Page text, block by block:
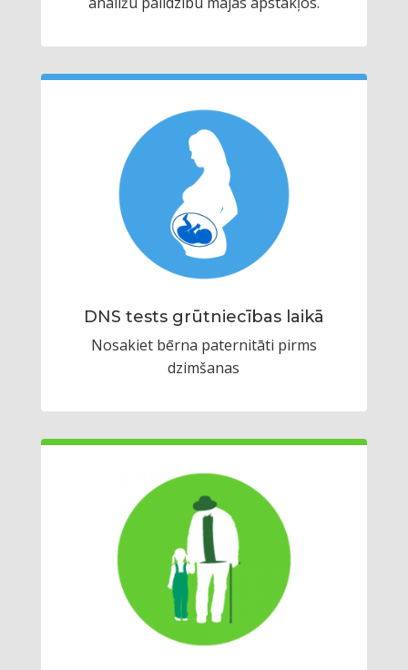
DNS tests grūtniecības laikā
Nosakiet bērna paternitāti pirms
dzimšanas